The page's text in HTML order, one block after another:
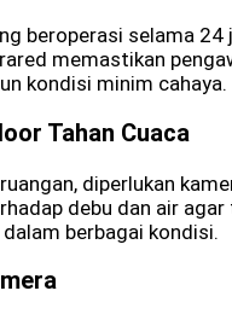
beroperasi selama 24
memastikan
kondisi minim cahaya.
Tahan Cuaca
diperlukan
debu dan air
berbagai kondisi.